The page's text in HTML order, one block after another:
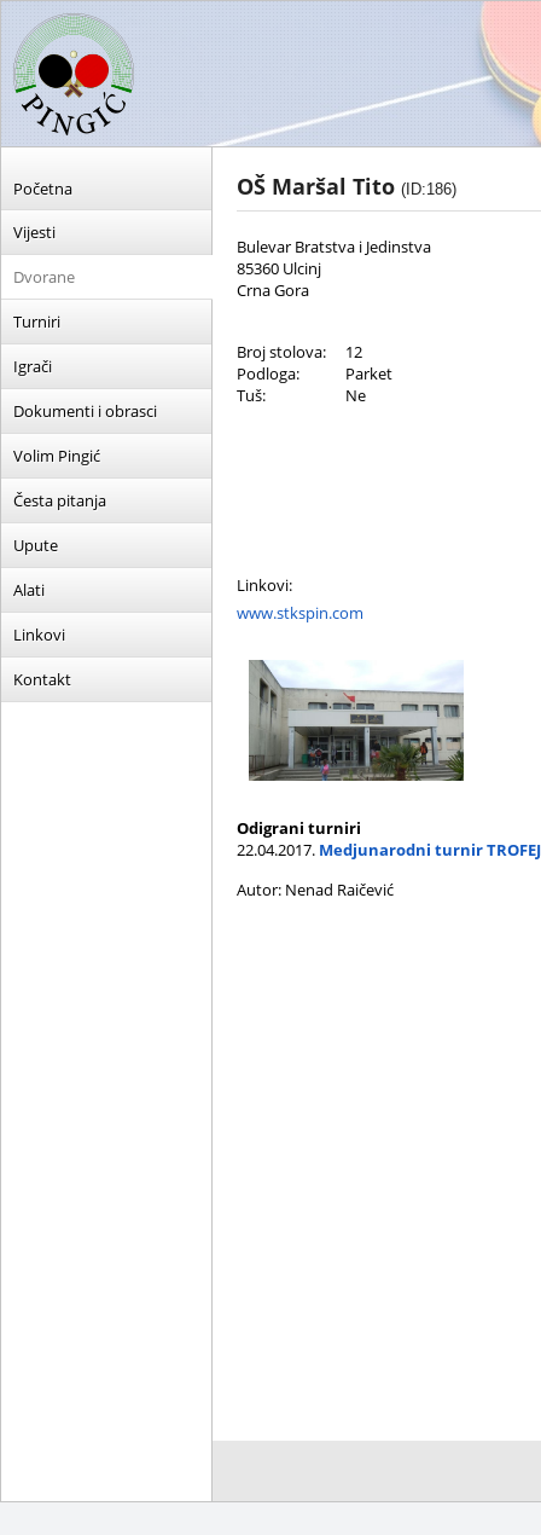
Početna
Vijesti
Dvorane
Turniri
Igrači
Dokumenti i obrasci
Volim Pingić
Česta pitanja
Upute
Alati
Linkovi
Kontakt
OŠ Maršal Tito (ID:186)
Bulevar Bratstva i Jedinstva
85360 Ulcinj
Crna Gora
Broj stolova:
12
Podloga:
Parket
Tuš:
Ne
Linkovi:
www.stkspin.com
Odigrani turniri
22.04.2017. Medjunarodni turnir TROFEJ
Autor: Nenad Raičević